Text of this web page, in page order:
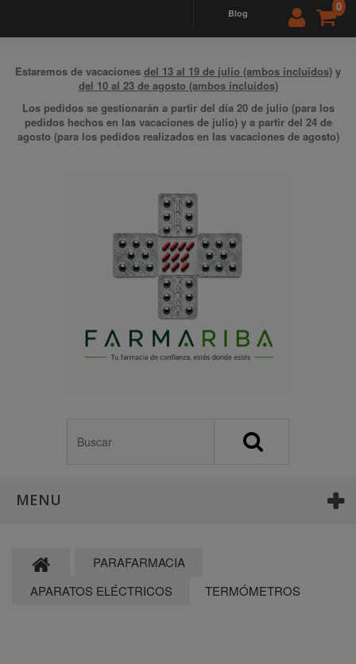
0
blog
Estaremos de vacaciones del 13 al 19 de julio (ambos incluidos) y
del 10 al 23 de agosto (ambos incluidos)
Los pedidos se gestionarán a partir del día 20 de julio (para los
pedidos hechos en las vacaciones de julio) y a partir del 24 de
agosto (para los pedidos realizados en las vacaciones de agosto)
MENU
PARAFARMACIA
APARATOS ELÉCTRICOS
TERMÓMETROS